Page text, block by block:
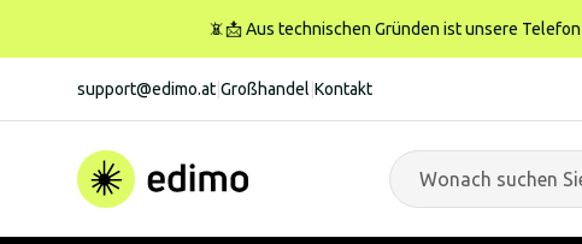
📵📩 Aus technischen Gründen ist unsere
support@edimo.at Großhandel Kontakt